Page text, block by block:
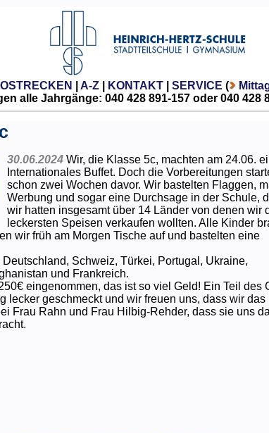
A-Z| KONTAKT| SERVICE (
alle Jahrgänge: 040 428 891-157 oder 040 428
30.06.2024 Wir, die Klasse 5c, machten am 24.06.
Internationales Buffet. Doch die Vorbereitungen
schon zwei Wochen davor. Wir bastelten Flaggen,
Werbung und sogar eine Durchsage in der Schule,
wir hatten insgesamt über 14 Länder von denen wir
leckersten Speisen verkaufen wollten. Alle Kinder
wir früh am Morgen Tische auf und bastelten eine
Schweiz, Türkei, Portugal, Ukraine,
und Frankreich.
eingenommen, das ist so viel Geld! Ein Teil des
lecker geschmeckt und wir freuen uns, dass wir das
Frau Rahn und Frau Hilbig-Rehder, dass sie uns